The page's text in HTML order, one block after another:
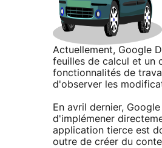
Actuellement, Google
feuilles de calcul et un
fonctionnalités de
d'observer les
En avril dernier,
d'implémener
application tierce est
outre de créer du